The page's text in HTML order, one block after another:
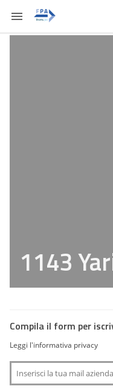
1143
Compila il form per
Leggi l'informativa privacy